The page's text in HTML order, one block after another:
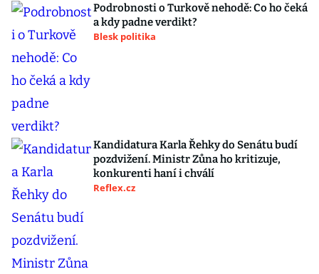
Podrobnosti o Turkově nehodě: Co ho čeká
a kdy padne verdikt?
Blesk politika
Kandidatura Karla Řehky do Senátu budí
pozdvižení. Ministr Zůna ho kritizuje,
konkurenti haní i chválí
Reflex.cz